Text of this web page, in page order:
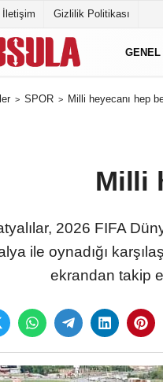
İletişim Gizlilik Politikası
GENEL
SPOR Milli heyecanı hep
Milli
2026 FIFA
ile oynadığı
ekrandan takip